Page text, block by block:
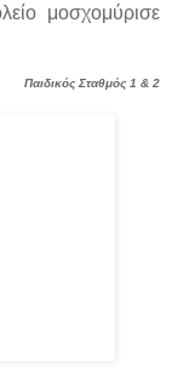
μοσχομύρισε
Παιδικός Σταθμός 1 & 2